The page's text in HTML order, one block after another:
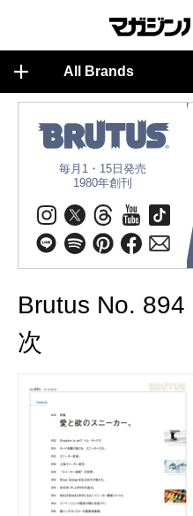
All Brands
毎月1・15日発売
1980年創刊
Brutus No.
次